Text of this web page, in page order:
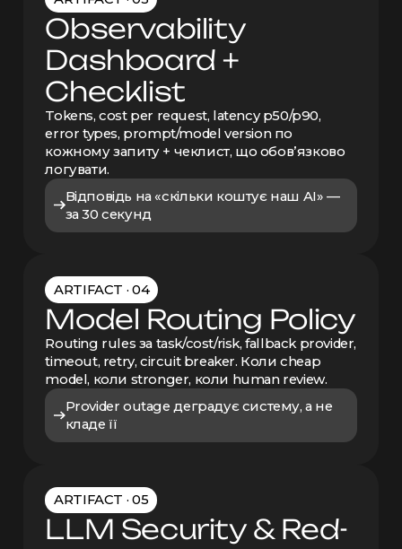
Observability
Dashboard +
Checklist
Tokens, cost per request, latency p50/p90,
error types, prompt/model version по
кожному запиту + чеклист, що обовʼязково
логувати.
Відповідь на «скільки коштує наш AI» —
за 30 секунд
ARTIFACT · 04
Model Routing Policy
Routing rules за task/cost/risk, fallback provider,
timeout, retry, circuit breaker. Коли cheap
model, коли stronger, коли human review.
Provider outage деградує систему, а не
кладе її
ARTIFACT · 05
LLM Security & Red-